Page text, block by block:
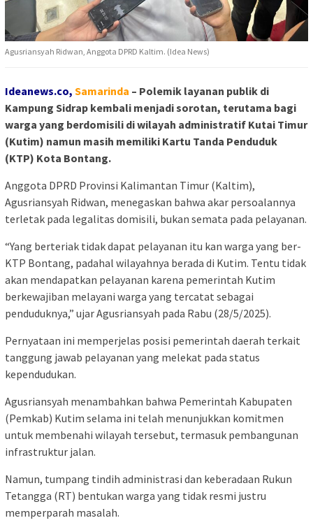
Agusriansyah Ridwan, Anggota DPRD Kaltim. (Idea News)
Ideanews.co, Samarinda – Polemik layanan publik di
Kampung Sidrap kembali menjadi sorotan, terutama bagi
warga yang berdomisili di wilayah administratif Kutai Timur
(Kutim) namun masih memiliki Kartu Tanda Penduduk
(KTP) Kota Bontang.
Anggota DPRD Provinsi Kalimantan Timur (Kaltim),
Agusriansyah Ridwan, menegaskan bahwa akar persoalannya
terletak pada legalitas domisili, bukan semata pada pelayanan.
“Yang berteriak tidak dapat pelayanan itu kan warga yang ber-
KTP Bontang, padahal wilayahnya berada di Kutim. Tentu tidak
akan mendapatkan pelayanan karena pemerintah Kutim
berkewajiban melayani warga yang tercatat sebagai
penduduknya,” ujar Agusriansyah pada Rabu (28/5/2025).
Pernyataan ini memperjelas posisi pemerintah daerah terkait
tanggung jawab pelayanan yang melekat pada status
kependudukan.
Agusriansyah menambahkan bahwa Pemerintah Kabupaten
(Pemkab) Kutim selama ini telah menunjukkan komitmen
untuk membenahi wilayah tersebut, termasuk pembangunan
infrastruktur jalan.
Namun, tumpang tindih administrasi dan keberadaan Rukun
Tetangga (RT) bentukan warga yang tidak resmi justru
memperparah masalah.